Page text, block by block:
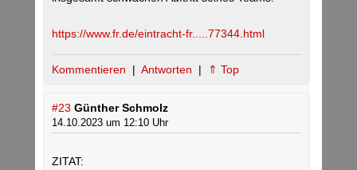
https://www.fr.de/eintracht-fr.....77344.html
Kommentieren | Antworten | ⇑ Top
#23 Günther Schmolz
14.10.2023 um 12:10 Uhr
ZITAT: